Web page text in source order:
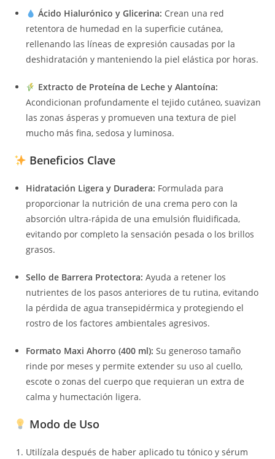
Ácido Hialurónico y Glicerina: Crean una red
retentora de humedad en la superficie cutánea,
rellenando las líneas de expresión causadas por la
deshidratación y manteniendo la piel elástica por horas.
Extracto de Proteína de Leche y Alantoína:
Acondicionan profundamente el tejido cutáneo, suavizan
las zonas ásperas y promueven una textura de piel
mucho más fina, sedosa y luminosa.
Beneficios Clave
Hidratación Ligera y Duradera: Formulada para
proporcionar la nutrición de una crema pero con la
absorción ultra-rápida de una emulsión fluidificada,
evitando por completo la sensación pesada o los brillos
grasos.
Sello de Barrera Protectora: Ayuda a retener los
nutrientes de los pasos anteriores de tu rutina, evitando
la pérdida de agua transepidérmica y protegiendo el
rostro de los factores ambientales agresivos.
Formato Maxi Ahorro (400 ml): Su generoso tamaño
rinde por meses y permite extender su uso al cuello,
escote o zonas del cuerpo que requieran un extra de
calma y humectación ligera.
Modo de Uso
Utilízala después de haber aplicado tu tónico y sérum